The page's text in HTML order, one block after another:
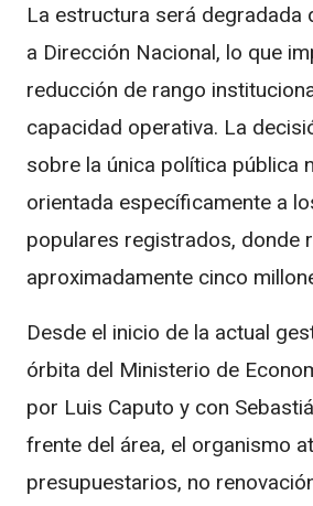
La estructura será degradada
a Dirección Nacional, lo que
reducción de rango
capacidad operativa. La
sobre la única política pública
orientada específicamente a
populares registrados, donde
aproximadamente cinco
Desde el inicio de la actual
órbita del Ministerio de
por Luis Caputo y con
frente del área, el organismo
presupuestarios, no